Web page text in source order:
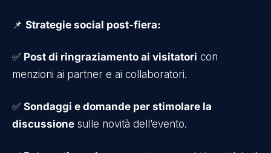
📌 Strategie social post-fiera:
✅ Post di ringraziamento ai visitatori con
menzioni ai partner e ai collaboratori.
✅ Sondaggi e domande per stimolare la
discussione sulle novità dell’evento.